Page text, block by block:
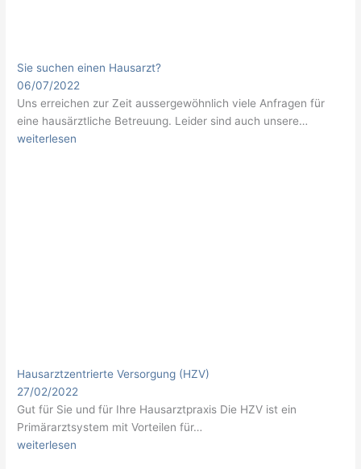
Sie suchen einen Hausarzt?
06/07/2022
Uns erreichen zur Zeit aussergewöhnlich viele Anfragen für
eine hausärztliche Betreuung. Leider sind auch unsere…
weiterlesen
Hausarztzentrierte Versorgung (HZV)
27/02/2022
Gut für Sie und für Ihre Hausarztpraxis Die HZV ist ein
Primärarztsystem mit Vorteilen für…
weiterlesen